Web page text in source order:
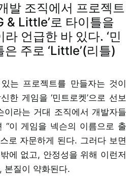
발 조직에서 프로젝트
& Little’로 타이틀을
언급한 바 있다. ‘민
은 주로 ‘Little’(리틀)
있는 프로젝트를 만들자는 것이
한 게임을 ‘민트로켓’으로 선보
이라는 거대 조직에서 개발자들
“이 게임을 넥슨의 이름으로 출
로 자문하게 된다. 그러다 보면
에 없고, 안정성을 위해 이런저
본질이 약화된다.